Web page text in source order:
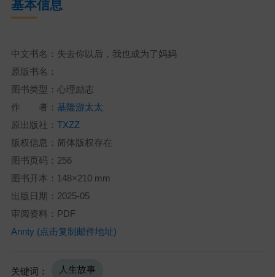
基本信息
中文书名：失去你以后，我也成为了妈妈
原版书名：
图书类型：心理励志
作 者： 基隆游太太
原出版社： TXZZ
版权信息：简体版权存在
图书页码：256
图书开本：148×210 mm
出版日期：2025-05
审阅资料：PDF
Annty (点击复制邮件地址)
关键词： 人生故事